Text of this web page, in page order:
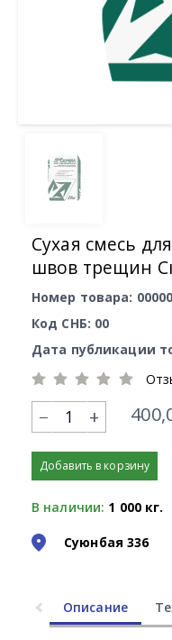
Сухая смесь
швов трещин
Номер товара:
Код СНБ: 00
Дата публикации
+
Добавить в корзину
В наличии: 1 000 кг.
Суюнбая 336
Описание